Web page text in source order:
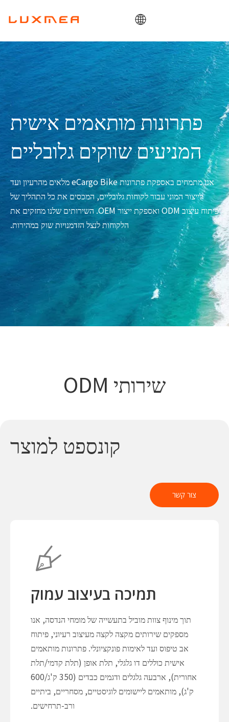
בַּיִת
אופני מטען
תוֹעֶלֶת
ODM/OEM
בלוג
פתרונות מותאמים אישית
המניעים שווקים גלובליים
אנו מתמחים באספקת פתרונות eCargo Bike מלאים מהרעיון ועד
לייצור המוני עבור לקוחות גלובליים, המכסים את כל התהליך של
פיתוח עיצוב ODM ואספקת ייצור OEM. השירותים שלנו מחזקים את
הלקוחות לנצל הזדמנויות שוק במהירות.
שירותי ODM
קונספט למוצר
צור קשר
תמיכה בעיצוב עמוק
תוך מינוף צוות מוביל בתעשייה של מומחי הנדסה, אנו
מספקים שירותים מקצה לקצה מעיצוב רעיוני, פיתוח
אב טיפוס ועד לאימות פונקציונלי. פתרונות מותאמים
אישית כוללים דו גלגלי, תלת אופן (תלת קדמי/תלת
אחורית), ארבעה גלגלים ודגמים כבדים (350 ק'ג/600
ק'ג), מותאמים ליישומים לוגיסטיים, מסחריים, ביתיים
ורב-תרחישים.